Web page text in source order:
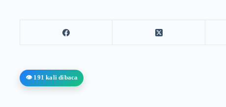
👁️ 191 kali dibaca